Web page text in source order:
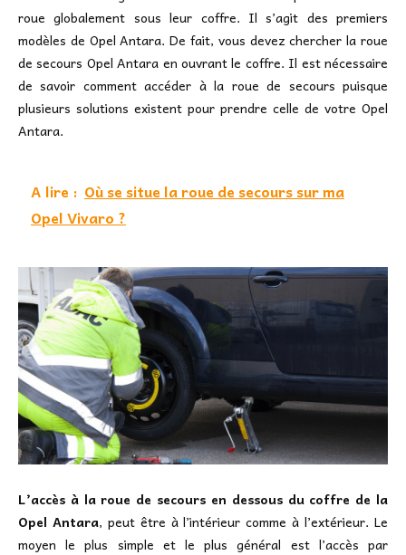
roue globalement sous leur coffre. Il s’agit des premiers
modèles de Opel Antara. De fait, vous devez chercher la roue
de secours Opel Antara en ouvrant le coffre. Il est nécessaire
de savoir comment accéder à la roue de secours puisque
plusieurs solutions existent pour prendre celle de votre Opel
Antara.
A lire : Où se situe la roue de secours sur ma
Opel Vivaro ?
L’accès à la roue de secours en dessous du coffre de la
Opel Antara, peut être à l’intérieur comme à l’extérieur. Le
moyen le plus simple et le plus général est l’accès par